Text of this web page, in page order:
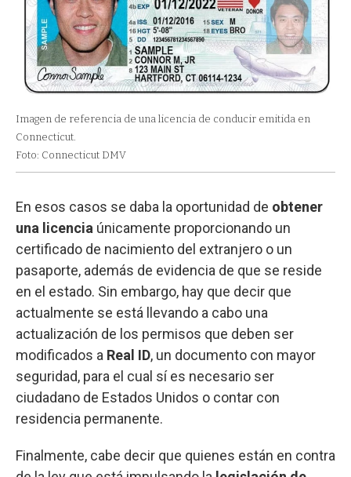
Imagen de referencia de una licencia de conducir emitida en
Connecticut.
Foto: Connecticut DMV
En esos casos se daba la oportunidad de obtener
una licencia únicamente proporcionando un
certificado de nacimiento del extranjero o un
pasaporte, además de evidencia de que se reside
en el estado. Sin embargo, hay que decir que
actualmente se está llevando a cabo una
actualización de los permisos que deben ser
modificados a Real ID, un documento con mayor
seguridad, para el cual sí es necesario ser
ciudadano de Estados Unidos o contar con
residencia permanente.
Finalmente, cabe decir que quienes están en contra